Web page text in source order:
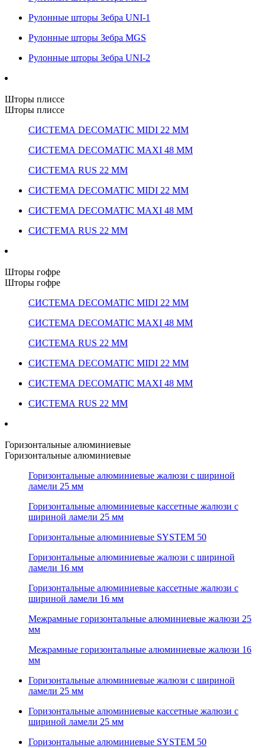
Рулонные шторы Зебра UNI-1
Рулонные шторы Зебра MGS
Рулонные шторы Зебра UNI-2
Шторы плиссе
Шторы плиссе
СИСТЕМА DECOMATIC MIDI 22 ММ
СИСТЕМА DECOMATIC MAXI 48 ММ
СИСТЕМА RUS 22 ММ
СИСТЕМА DECOMATIC MIDI 22 ММ
СИСТЕМА DECOMATIC MAXI 48 ММ
СИСТЕМА RUS 22 ММ
Шторы гофре
Шторы гофре
СИСТЕМА DECOMATIC MIDI 22 ММ
СИСТЕМА DECOMATIC MAXI 48 ММ
СИСТЕМА RUS 22 ММ
СИСТЕМА DECOMATIC MIDI 22 ММ
СИСТЕМА DECOMATIC MAXI 48 ММ
СИСТЕМА RUS 22 ММ
Горизонтальные алюминиевые
Горизонтальные алюминиевые
Горизонтальные алюминиевые жалюзи с шириной
ламели 25 мм
Горизонтальные алюминиевые кассетные жалюзи с
шириной ламели 25 мм
Горизонтальные алюминиевые SYSTEM 50
Горизонтальные алюминиевые жалюзи с шириной
ламели 16 мм
Горизонтальные алюминиевые кассетные жалюзи с
шириной ламели 16 мм
Межрамные горизонтальные алюминиевые жалюзи 25
мм
Межрамные горизонтальные алюминиевые жалюзи 16
мм
Горизонтальные алюминиевые жалюзи с шириной
ламели 25 мм
Горизонтальные алюминиевые кассетные жалюзи с
шириной ламели 25 мм
Горизонтальные алюминиевые SYSTEM 50